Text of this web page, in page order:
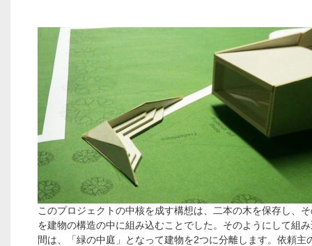
このプロジェクトの中核を成す構想は、二本の木を保存し、
を建物の構造の中に組み込むことでした。そのようにして組
間は、「緑の中庭」となって建物を2つに分離します。依頼主